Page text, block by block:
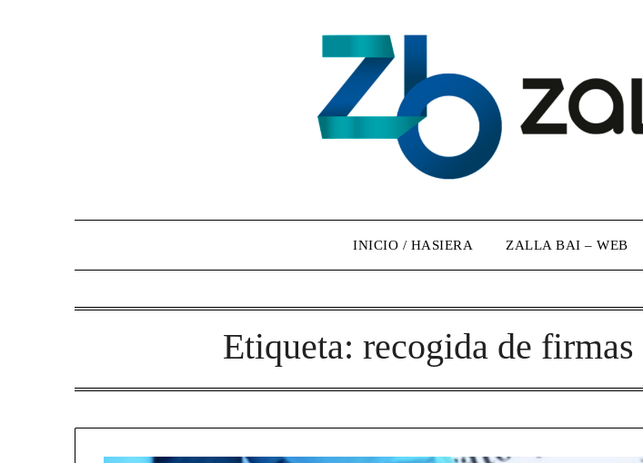
INICIO / HASIERA ZALLA BAI – WEB
Etiqueta:recogida de firmas